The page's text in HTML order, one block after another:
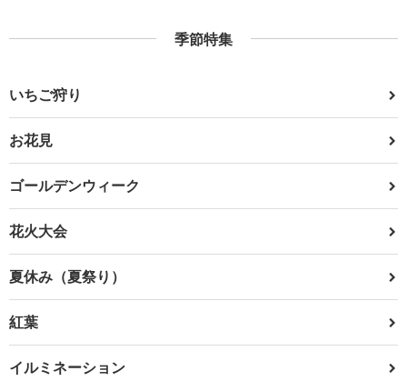
季節特集
いちご狩り
お花見
ゴールデンウィーク
花火大会
夏休み（夏祭り）
紅葉
イルミネーション